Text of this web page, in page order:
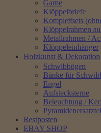
Garne
Klöppelbriefe
Komplettsets
Klöppelrahmen
Metallrahmen /
Klöppeleinhänger
Holzkunst & Dekoration
Schwibbögen
Bänke für
Engel
Aufstecksterne
Beleuchtung /
Restposten
EBAY SHOP